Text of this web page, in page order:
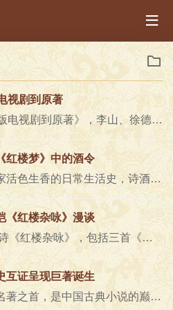
视剧到原著
《有声有色说红楼：从87版电视剧到原著》，李山、徐德琳、贡方舟、薛宇著，中华书局2020年9月第一版，45.00元对读者来说，《红楼..
楼梦》中的酒令
《红楼梦》是一部贵族之家活色生香的日常生活史，诗酒风流令人眼花缭乱，心旌神摇。三日一小饮，五日一大宴，射覆、拇战、牙牌令..
红楼杂咏》漫谈
1970年，丰子恺创作了组诗《红楼杂咏》，包括三首《调笑转踏》及三十一首七言绝句，分咏红楼人物，反映出丰氏对《红楼梦》一..
互证呈现巨著诞生
《红楼梦》居于我国四大名著之首，是中国古典小说的巅峰之作，是我国文学高峰的标志。《红楼梦》自问世二百多年以来，以其深邃..